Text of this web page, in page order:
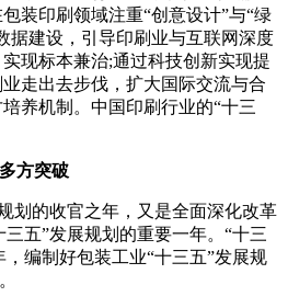
装印刷领域注重“创意设计”与“绿
据建设，引导印刷业与互联网深度
现标本兼治;通过科技创新实现提
走出去步伐，扩大国际交流与合
养机制。中国印刷行业的“十三
方突破
划的收官之年，又是全面深化改革
五”发展规划的重要一年。“十三
编制好包装工业“十三五”发展规